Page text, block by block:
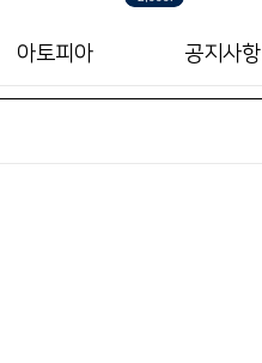
아토피아 공지사항